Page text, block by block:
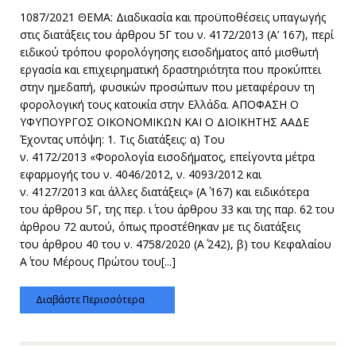
1087/2021 ΘΕΜΑ: Διαδικασία και προϋποθέσεις υπαγωγής
στις διατάξεις του άρθρου 5Γ του ν. 4172/2013 (Α’ 167), περί
ειδικού τρόπου φορολόγησης εισοδήματος από μισθωτή
εργασία και επιχειρηματική δραστηριότητα που προκύπτει
στην ημεδαπή, φυσικών προσώπων που μεταφέρουν τη
φορολογική τους κατοικία στην Ελλάδα. ΑΠΟΦΑΣΗ Ο
ΥΦΥΠΟΥΡΓΟΣ ΟΙΚΟΝΟΜΙΚΩΝ ΚΑΙ Ο ΔΙΟΙΚΗΤΗΣ ΑΑΔΕ
Έχοντας υπόψη: 1. Τις διατάξεις: α) Του
ν. 4172/2013 «Φορολογία εισοδήματος, επείγοντα μέτρα
εφαρμογής του ν. 4046/2012, ν. 4093/2012 και
ν. 4127/2013 και άλλες διατάξεις» (Α΄ 167) και ειδικότερα
του άρθρου 5Γ, της περ. ι΄ του άρθρου 33 και της παρ. 62 του
άρθρου 72 αυτού, όπως προστέθηκαν με τις διατάξεις
του άρθρου 40 του ν. 4758/2020 (Α΄ 242), β) του Κεφαλαίου
Α΄ του Μέρους Πρώτου του[...]
Διαβάστε Περισσότερα